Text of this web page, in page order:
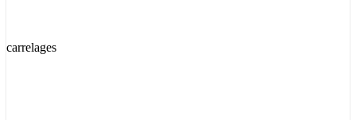
carrelages